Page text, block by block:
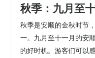
秋季：九月至
秋季是安顺的金秋时节
一。九月至十一月的安
的好时机。游客们可以